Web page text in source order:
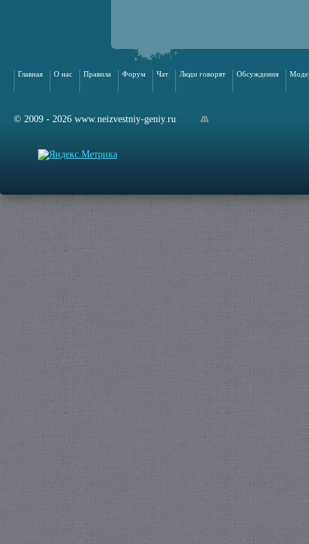
Главная О нас Правила Форум Чат Люди говорят Обсуждения
© 2009 - 2026 www.neizvestniy-geniy.ru
сайта